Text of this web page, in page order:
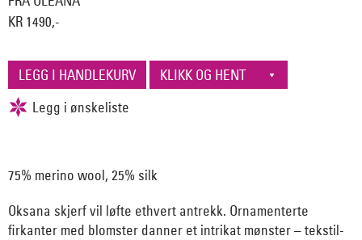
KR 1490,-
75% merino wool, 25% silk
Oksana skjerf vil løfte ethvert antrekk. Ornamenterte
firkanter med blomster danner et intrikat mønster – tekstil-